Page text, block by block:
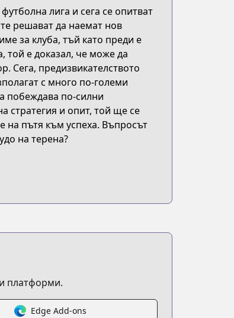
лига и сега се опитват
решават да наемат нов
за клуба, тъй като преди е
той е доказал, че може да
Сега, предизвикателството
с много по-големи
побеждава по-силни
стратегия и опит, той ще се
на пътя към успеха. Въпросът
на терена?
платформи.
Edge Add-ons